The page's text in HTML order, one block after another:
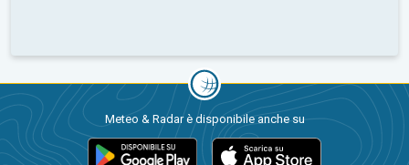
Meteo & Radar è disponibile anche su